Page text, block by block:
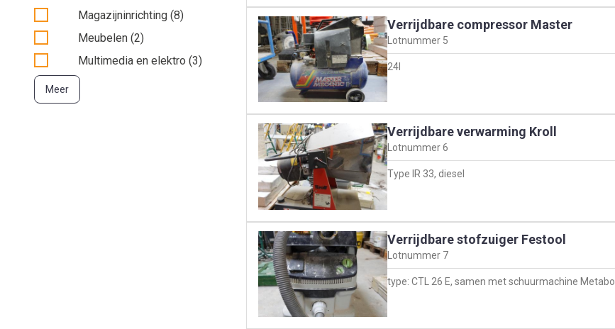
Magazijninrichting (8)
Meubelen (2)
Multimedia en elektro (3)
Meer
Verrijdbare compressor Master
Lotnummer 5
24l
Verrijdbare verwarming Kroll
Lotnummer6
Type IR 33, diesel
Verrijdbare stofzuiger Festool
Lotnummer 7
type: CTL 26 E, samen met schuurmachine Metabo